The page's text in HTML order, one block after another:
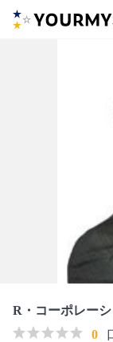
R・コーポレー
0